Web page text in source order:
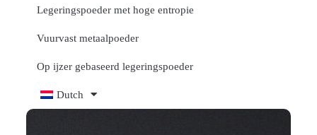
Legeringspoeder met hoge entropie
Vuurvast metaalpoeder
Op ijzer gebaseerd legeringspoeder
Dutch